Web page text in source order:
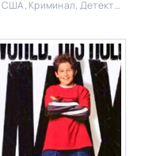
США, Криминал, Детектив,